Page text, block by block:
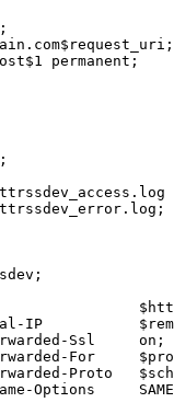
permanent;
IP
Ssl     on;
For
Proto
Options